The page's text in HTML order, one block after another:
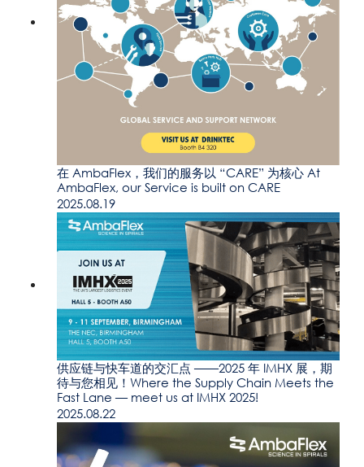
在 AmbaFlex，我们的服务以 “CARE” 为核心 At
AmbaFlex, our Service is built on CARE
2025.08.19
供应链与快车道的交汇点 ——2025 年 IMHX 展，期
待与您相见！Where the Supply Chain Meets the
Fast Lane — meet us at IMHX 2025!
2025.08.22